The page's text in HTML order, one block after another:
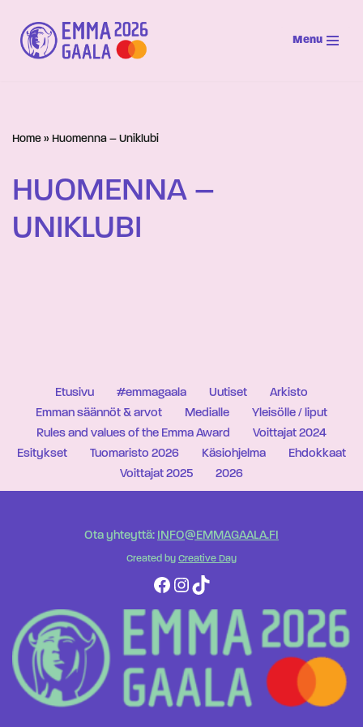
Siirry
suoraan
Menu
Home » Huomenna – Uniklubi
HUOMENNA –
UNIKLUBI
Etusivu #emmagaala Uutiset
Arkisto
Emman säännöt & arvot
Medialle
Yleisölle / liput
Rules and values of the Emma Award
Voittajat 2024
Esitykset
Tuomaristo 2026 Käsiohjelma
Ehdokkaat
Voittajat 2025
2026
Ota yhteyttä: INFO@EMMAGAALA.FI
Created by Creative Day